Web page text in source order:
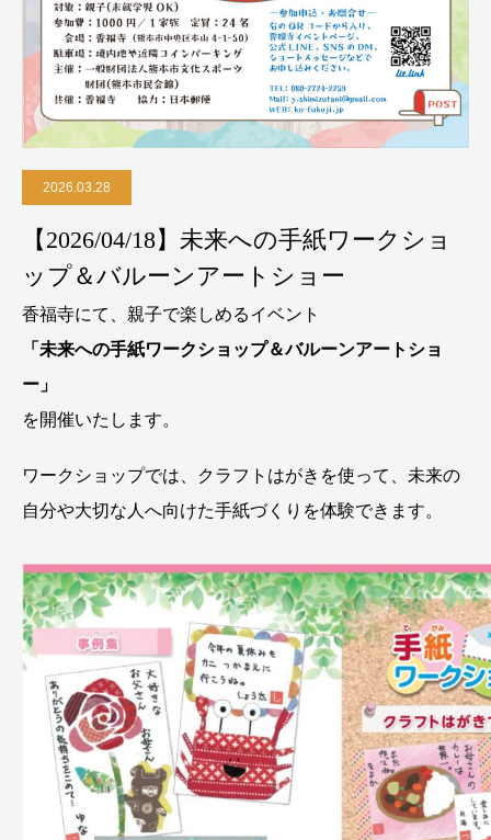
2026.03.28
【2026/04/18】未来への手紙ワークショ
ップ＆バルーンアートショー
香福寺にて、親子で楽しめるイベント
「未来への手紙ワークショップ＆バルーンアートショ
ー」
を開催いたします。
ワークショップでは、クラフトはがきを使って、未来の
自分や大切な人へ向けた手紙づくりを体験できます。